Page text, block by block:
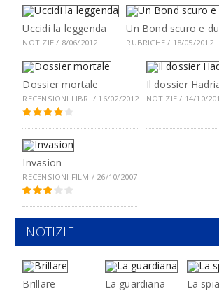
Uccidi la leggenda
NOTIZIE / 8/06/2012
Un Bond scuro e
RUBRICHE / 18/05/2012
Dossier mortale
RECENSIONI LIBRI / 16/02/2012
Il dossier
NOTIZIE / 14/10/
Invasion
RECENSIONI FILM / 26/10/2007
NOTIZIE
Brillare La guardiana La spia